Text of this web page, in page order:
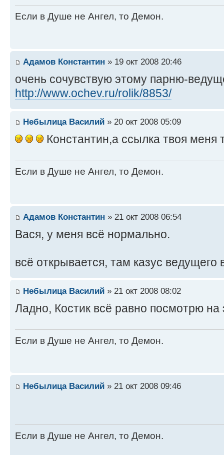
Если в Душе не Ангел, то Демон.
Адамов Константин » 19 окт 2008 20:46
очень сочувствую этому парню-
http://www.ochev.ru/rolik/8853/
Небылица Василий » 20 окт 2008 05:09
Константин,а ссылка твоя меня
Если в Душе не Ангел, то Демон.
Адамов Константин » 21 окт 2008 06:54
Вася, у меня всё нормально.
всё открывается, там казус
Небылица Василий » 21 окт 2008 08:02
Ладно, Костик всё равно посмотрю на
Если в Душе не Ангел, то Демон.
Небылица Василий » 21 окт 2008 09:46
Если в Душе не Ангел, то Демон.